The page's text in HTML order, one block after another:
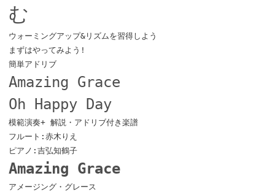
む
ウォーミングアップ&リズムを習得しよう
まずはやってみよう!
簡単アドリブ
Amazing Grace
Oh Happy Day
模範演奏+ 解説・アドリブ付き楽譜
フルート:赤木りえ
ピアノ:吉弘知鶴子
Amazing Grace
アメージング・グレース